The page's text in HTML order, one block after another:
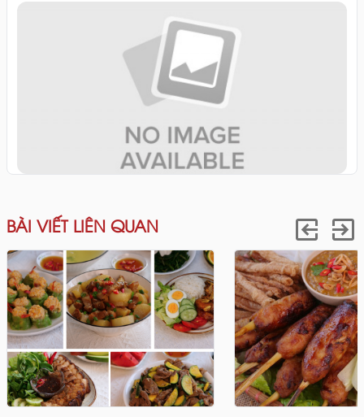
BÀI VIẾT LIÊN QUAN